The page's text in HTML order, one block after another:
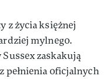
z życia księżnej
mylnego.
zaskakują
pełnienia oficjalnych